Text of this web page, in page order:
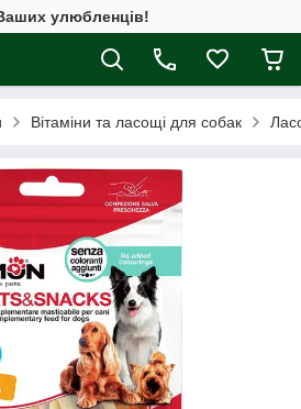
улюбленців!
Вітаміни та ласощі для собак